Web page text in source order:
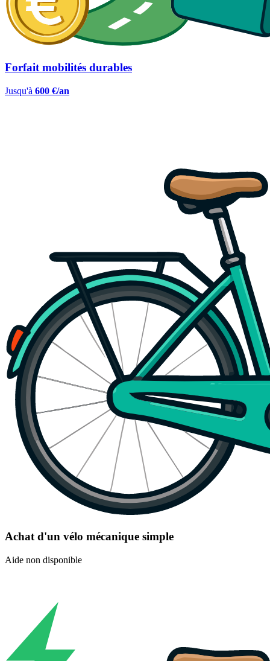
Forfait mobilités durables
Jusqu'à 600 €/an
Achat d'un vélo mécanique simple
Aide non disponible